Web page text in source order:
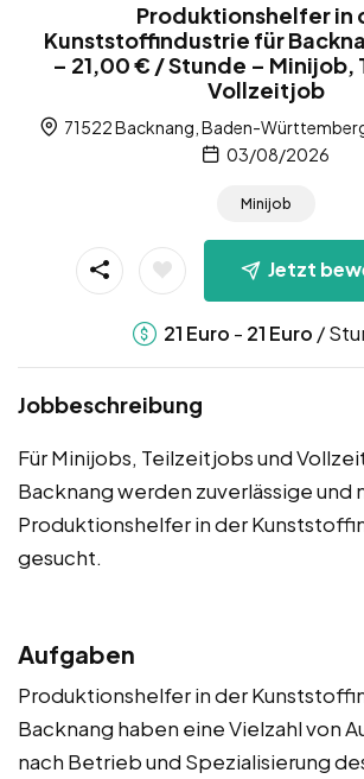
Produktionshelfer in
Kunststoffindustrie für
– 21,00 € / Stunde –
Vollzeitjob
71522 Backnang, Baden-
03/08/2026
Minijob
Jetzt
21 Euro - 21 Euro /
Jobbeschreibung
Für Minijobs, Teilzeitjobs und
Backnang werden zuverlässige
Produktionshelfer in der
gesucht.
Aufgaben
Produktionshelfer in der
Backnang haben eine Vielzahl von
nach Betrieb und Spezialisierung